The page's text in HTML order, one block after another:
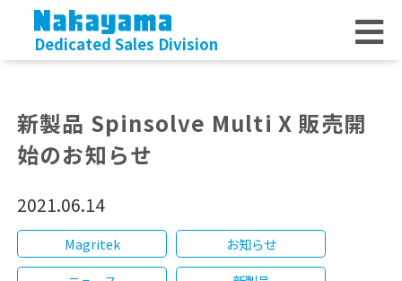
Dedicated Sales Division
新製品 Spinsolve Multi X 販売開
始のお知らせ
2021.06.14
Magritek
お知らせ